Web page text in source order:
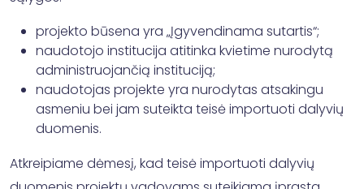
projekto būsena yra „Įgyvendinama sutartis“;
naudotojo institucija atitinka kvietime nurodytą
administruojančią instituciją;
naudotojas projekte yra nurodytas atsakingu
asmeniu bei jam suteikta teisė importuoti dalyvių
duomenis.
Atkreipiame dėmesį, kad teisė importuoti dalyvių